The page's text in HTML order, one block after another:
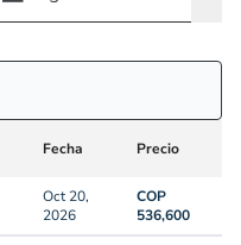
Fecha Precio
Oct 20,
2026
COP
536,600